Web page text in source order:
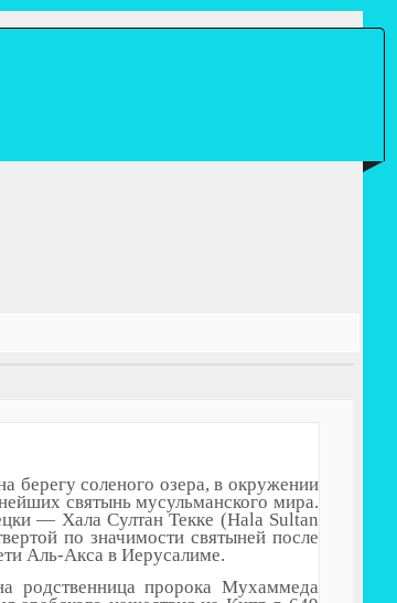
берегу соленого озера, в окружении
святынь мусульманского мира.
— Хала Султан Текке (Hala Sultan
по значимости святыней после
Аль-Акса в Иерусалиме.
родственница пророка Мухаммеда